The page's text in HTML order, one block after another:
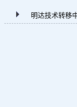
明达技术转移